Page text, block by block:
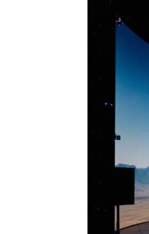
Presione enter para buscar